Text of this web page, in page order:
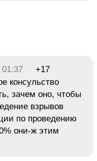
+17
консульство
зачем оно, чтобы
взрывов
по проведению
они-ж этим